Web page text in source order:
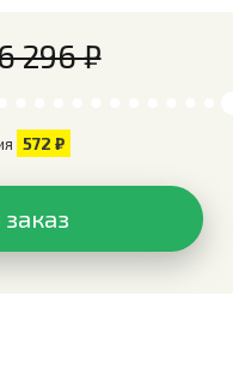
296 ₽
572 ₽